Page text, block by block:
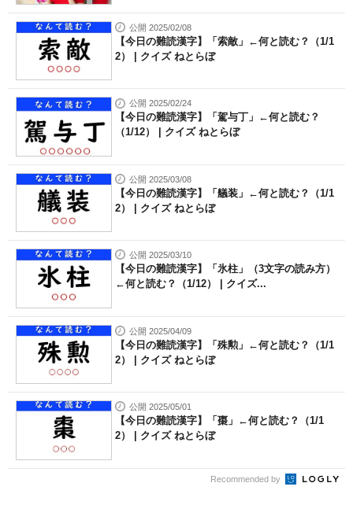
公開 2025/02/08
【今日の難読漢字】「索敵」←何と読む？（1/1
2） | クイズ ねとらぼ
公開 2025/02/24
【今日の難読漢字】「駕与丁」←何と読む？
（1/12） | クイズ ねとらぼ
公開 2025/03/08
【今日の難読漢字】「艤装」←何と読む？（1/1
2） | クイズ ねとらぼ
公開 2025/03/10
【今日の難読漢字】「氷柱」（3文字の読み方）
←何と読む？（1/12） | クイズ...
公開 2025/04/09
【今日の難読漢字】「殊勲」←何と読む？（1/1
2） | クイズ ねとらぼ
公開 2025/05/01
【今日の難読漢字】「棗」←何と読む？（1/1
2） | クイズ ねとらぼ
Recommended by